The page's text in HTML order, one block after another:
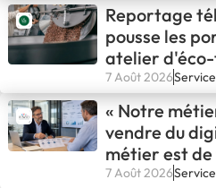
Reportage
pousse les
atelier
7 Août 2026
« Notre
vendre du
métier est
entreprises. »
7 Août 2026